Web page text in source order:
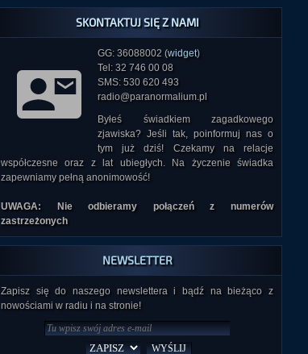
SKONTAKTUJ SIĘ Z NAMI
GG: 36088002 (widget)
Tel: 32 746 00 08
SMS: 530 620 493
radio@paranormalium.pl
Byłeś świadkiem zagadkowego
zjawiska? Jeśli tak, poinformuj nas o
tym już dziś! Czekamy na relacje
współczesne oraz z lat ubiegłych. Na życzenie świadka
zapewniamy pełną anonimowość!
UWAGA: Nie odbieramy połączeń z numerów
zastrzeżonych
NEWSLETTER
Zapisz się do naszego newslettera i bądź na bieżąco z
nowościami w radiu i na stronie!